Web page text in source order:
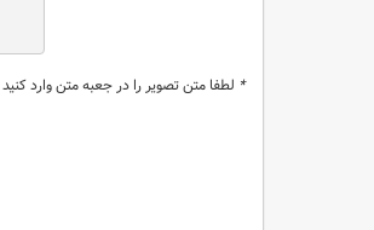
* لطفا متن تصویر را در جعبه متن وارد کنید